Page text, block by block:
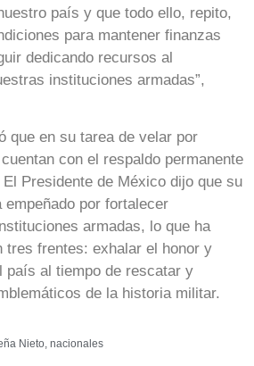
país y que todo ello, repito,
para mantener finanzas
dedicando recursos al
instituciones armadas”,
que en su tarea de velar por
con el respaldo permanente
Presidente de México dijo que su
por fortalecer
armadas, lo que ha
tres frentes: exhalar el honor y
país al tiempo de rescatar y
de la historia militar.
Nieto nacionales